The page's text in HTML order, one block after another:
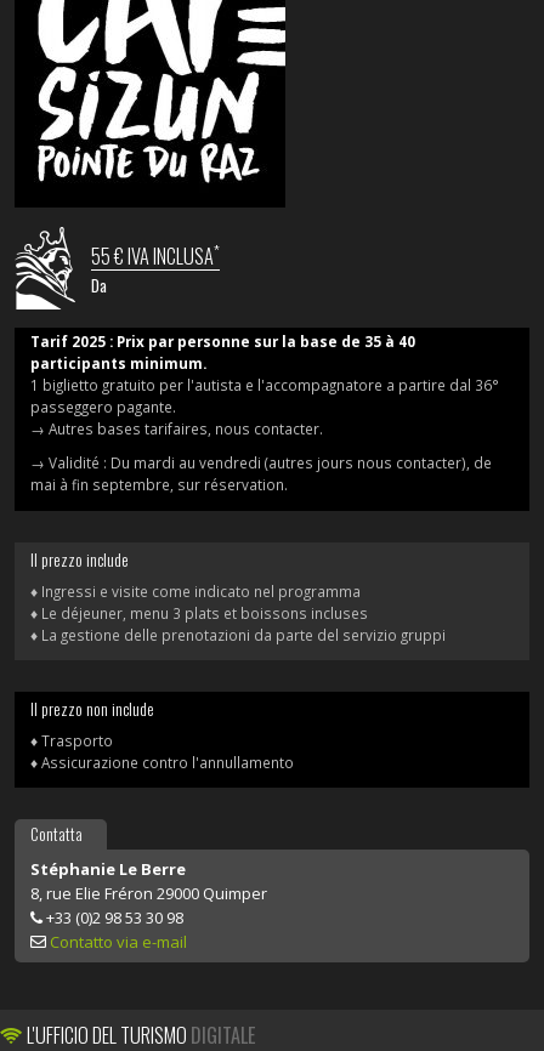
55 € IVA INCLUSA*
Da
Tarif 2025 : Prix par personne sur la base de 35 à 40
participants minimum.
1 biglietto gratuito per l'autista e l'accompagnatore a partire dal 36°
passeggero pagante.
→ Autres bases tarifaires, nous contacter.
→ Validité : Du mardi au vendredi (autres jours nous contacter), de
mai à fin septembre, sur réservation.
Il prezzo include
♦ Ingressi e visite come indicato nel programma
♦ Le déjeuner, menu 3 plats et boissons incluses
♦ La gestione delle prenotazioni da parte del servizio gruppi
Il prezzo non include
♦ Trasporto
♦ Assicurazione contro l'annullamento
Contatta
Stéphanie Le Berre
8, rue Elie Fréron 29000 Quimper
+33 (0)2 98 53 30 98
Contatto via e-mail
L'UFFICIO DEL TURISMO DIGITALE